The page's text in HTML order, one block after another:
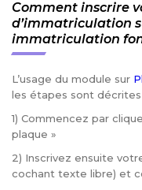
Comment inscrire
d’immatriculation
immatriculation
L’usage du module sur
les étapes sont décrites
1) Commencez par
plaque »
2) Inscrivez ensuite
cochant texte libre) et